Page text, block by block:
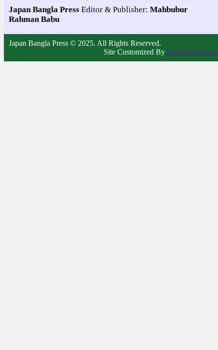
Japan Bangla Press Editor & Publisher: Mahbubur
Rahman Babu
Japan Bangla Press © 2025. All Rights Reserved.
Site Customized By NewsTech.Com